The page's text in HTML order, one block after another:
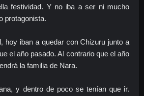
festividad. Y no iba a ser ni mucho
protagonista.
hoy iban a quedar con Chizuru junto a
el año pasado. Al contrario que el año
la familia de Nara.
y dentro de poco se tenían que ir.